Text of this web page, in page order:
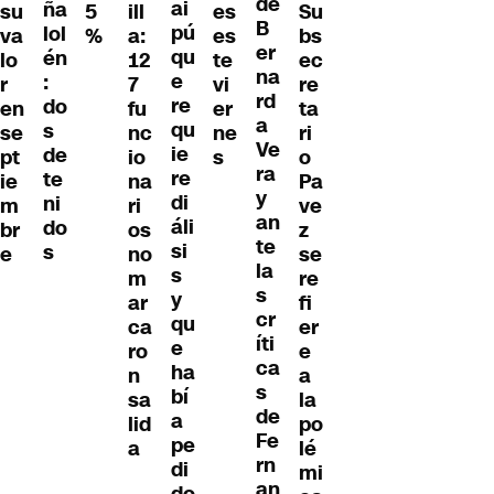
su
va
lo
r
en
se
pt
ie
m
br
e
ña
lol
én
:
do
s
de
te
ni
do
s
5
%
ill
a:
12
7
fu
nc
io
na
ri
os
no
m
ar
ca
ro
n
sa
lid
a
ai
pú
qu
e
re
qu
ie
re
di
áli
si
s
y
qu
e
ha
bí
a
pe
di
es
es
te
vi
er
ne
s
B
er
na
rd
a
Ve
ra
y
an
te
la
s
cr
íti
ca
s
de
Fe
rn
Su
bs
ec
re
ta
ri
o
Pa
ve
z
se
re
fi
er
e
a
la
po
lé
mi